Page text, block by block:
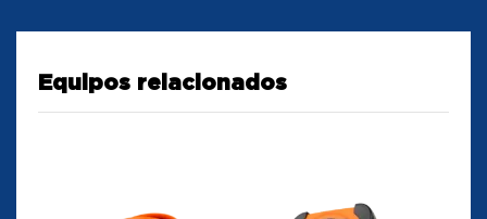
Equipos relacionados